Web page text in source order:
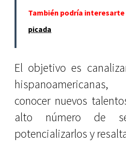
También podría interesarte
picada
El objetivo es
conocer nuevos
alto número de
potencializarlos y